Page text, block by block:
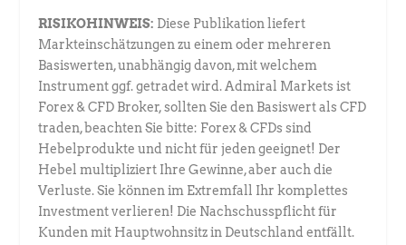
RISIKOHINWEIS: Diese Publikation liefert
Markteinschätzungen zu einem oder mehreren
Basiswerten, unabhängig davon, mit welchem
Instrument ggf. getradet wird. Admiral Markets ist
Forex & CFD Broker, sollten Sie den Basiswert als CFD
traden, beachten Sie bitte: Forex & CFDs sind
Hebelprodukte und nicht für jeden geeignet! Der
Hebel multipliziert Ihre Gewinne, aber auch die
Verluste. Sie können im Extremfall Ihr komplettes
Investment verlieren! Die Nachschusspflicht für
Kunden mit Hauptwohnsitz in Deutschland entfällt.